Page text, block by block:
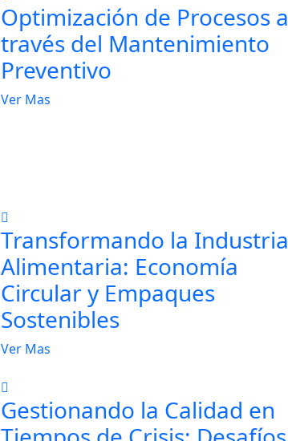
Optimización de Procesos a
través del Mantenimiento
Preventivo
Ver Mas
Transformando la Industria
Alimentaria: Economía
Circular y Empaques
Sostenibles
Ver Mas
Gestionando la Calidad en